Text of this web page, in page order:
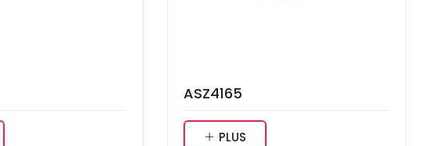
ASZ4165
PLUS